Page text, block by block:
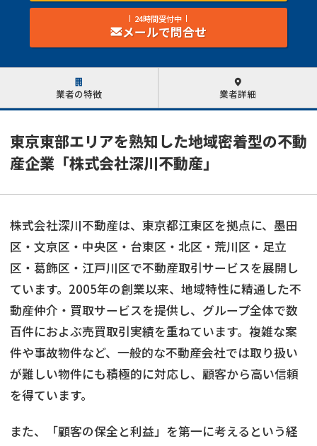
24時間受付中
メールで問合せ
業者の特徴 業者詳細
東京東部エリアを熟知した地域密着型の不動
産企業「株式会社深川不動産」
株式会社深川不動産は、東京都江東区を拠点に、墨田
区・文京区・中央区・台東区・北区・荒川区・足立
区・葛飾区・江戸川区で不動産取引サービスを展開し
ています。2005年の創業以来、地域特性に精通した不
動産仲介・買取サービスを提供し、グループ全体で数
百件におよぶ売買取引実績を重ねています。複雑な案
件や事故物件など、一般的な不動産会社では取り扱い
が難しい物件にも積極的に対応し、顧客から高い信頼
を得ています。
また、「顧客の保全と利益」を第一に考えるという経